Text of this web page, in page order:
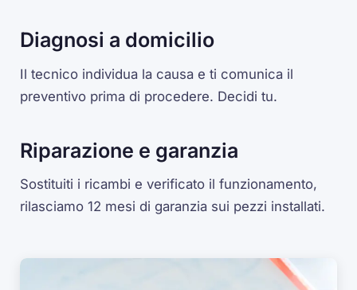
Diagnosi a domicilio
Il tecnico individua la causa e ti comunica il
preventivo prima di procedere. Decidi tu.
Riparazione e garanzia
Sostituiti i ricambi e verificato il funzionamento,
rilasciamo 12 mesi di garanzia sui pezzi installati.